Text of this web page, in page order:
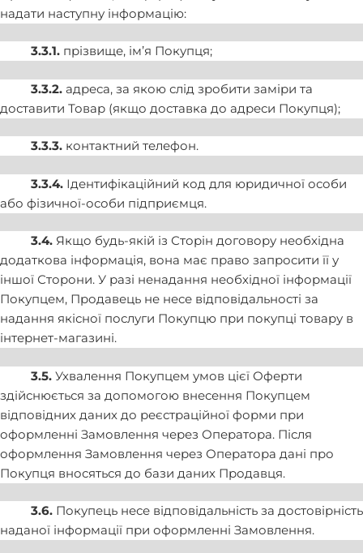
надати наступну інформацію:
3.3.1.прізвище, ім’я Покупця;
3.3.2.адреса, за якою слід зробити заміри та
доставити Товар (якщо доставка до адреси Покупця);
3.3.3.контактний телефон.
3.3.4.Ідентифікаційний код для юридичної особи
або фізичної-особи підприємця.
3.4.Якщо будь-якій із Сторін договору необхідна
додаткова інформація, вона має право запросити її у
іншої Сторони. У разі ненадання необхідної інформації
Покупцем, Продавець не несе відповідальності за
надання якісної послуги Покупцю при покупці товару в
інтернет-магазині.
3.5.Ухвалення Покупцем умов цієї Оферти
здійснюється за допомогою внесення Покупцем
відповідних даних до реєстраційної форми при
оформленні Замовлення через Оператора. Після
оформлення Замовлення через Оператора дані про
Покупця вносяться до бази даних Продавця.
3.6.Покупець несе відповідальність за достовірність
наданої інформації при оформленні Замовлення.